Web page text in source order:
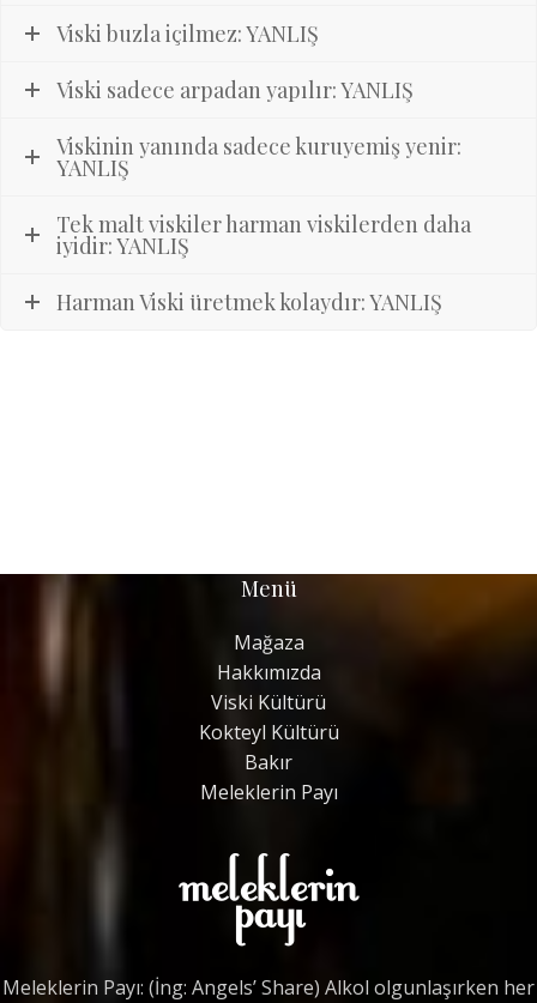
Viski buzla içilmez: YANLIŞ
Viski sadece arpadan yapılır: YANLIŞ
Viskinin yanında sadece kuruyemiş yenir:
YANLIŞ
Tek malt viskiler harman viskilerden daha
iyidir: YANLIŞ
Harman Viski üretmek kolaydır: YANLIŞ
Menü
Mağaza
Hakkımızda
Viski Kültürü
Kokteyl Kültürü
Bakır
Meleklerin Payı
Meleklerin Payı: (İng: Angels’ Share) Alkol olgunlaşırken her